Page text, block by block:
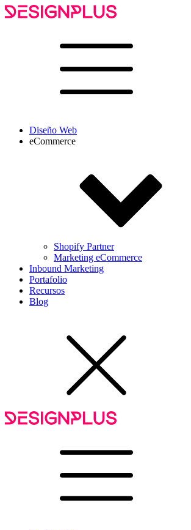
Diseño Web
eCommerce
Shopify Partner
Marketing eCommerce
Inbound Marketing
Portafolio
Recursos
Blog